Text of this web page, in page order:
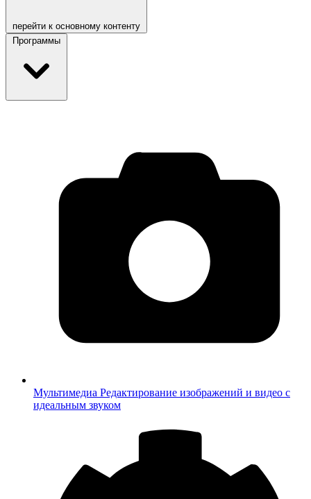
перейти к основному контенту
Программы
Мультимедиа Редактирование изображений и видео с
идеальным звуком